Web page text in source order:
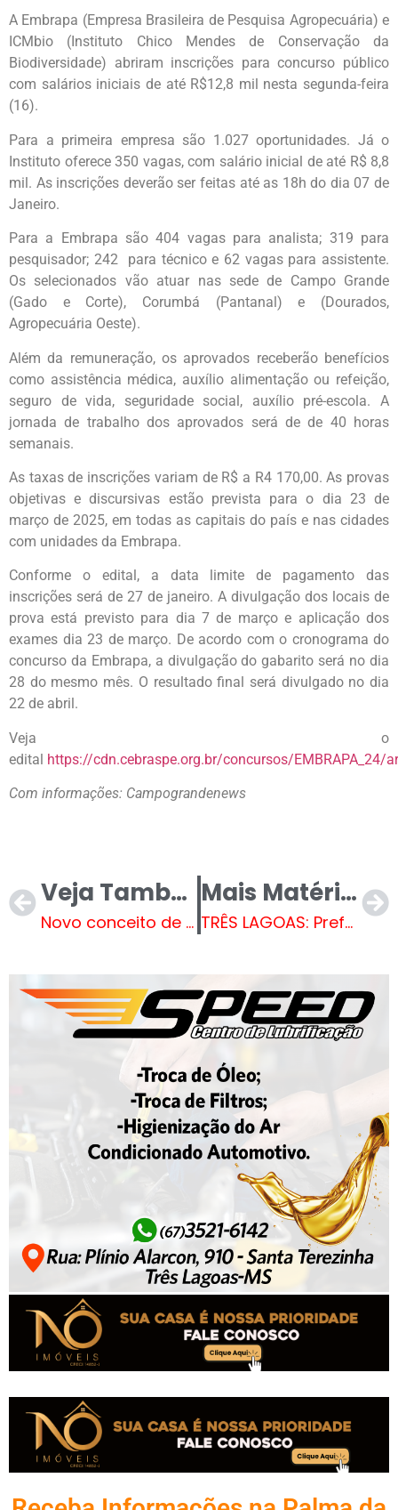
A Embrapa (Empresa Brasileira de Pesquisa Agropecuária) e
ICMbio (Instituto Chico Mendes de Conservação da
Biodiversidade) abriram inscrições para concurso público
com salários iniciais de até R$12,8 mil nesta segunda-feira
(16).
Para a primeira empresa são 1.027 oportunidades. Já o
Instituto oferece 350 vagas, com salário inicial de até R$ 8,8
mil. As inscrições deverão ser feitas até as 18h do dia 07 de
Janeiro.
Para a Embrapa são 404 vagas para analista; 319 para
pesquisador; 242 para técnico e 62 vagas para assistente.
Os selecionados vão atuar nas sede de Campo Grande
(Gado e Corte), Corumbá (Pantanal) e (Dourados,
Agropecuária Oeste).
Além da remuneração, os aprovados receberão benefícios
como assistência médica, auxílio alimentação ou refeição,
seguro de vida, seguridade social, auxílio pré-escola. A
jornada de trabalho dos aprovados será de de 40 horas
semanais.
As taxas de inscrições variam de R$ a R4 170,00. As provas
objetivas e discursivas estão prevista para o dia 23 de
março de 2025, em todas as capitais do país e nas cidades
com unidades da Embrapa.
Conforme o edital, a data limite de pagamento das
inscrições será de 27 de janeiro. A divulgação dos locais de
prova está previsto para dia 7 de março e aplicação dos
exames dia 23 de março. De acordo com o cronograma do
concurso da Embrapa, a divulgação do gabarito será no dia
28 do mesmo mês. O resultado final será divulgado no dia
22 de abril.
Veja o
edital https://cdn.cebraspe.org.br/concursos/EMBRAPA_24/
Com informações: Campograndenews
Veja Também
Novo conceito de Academia completa 4 anos em Três Lagoas
Mais Matérias
TRÊS LAGOAS: Prefeitura inicia Campanha Natal Solidário que entregará 4.502 cestas básicas